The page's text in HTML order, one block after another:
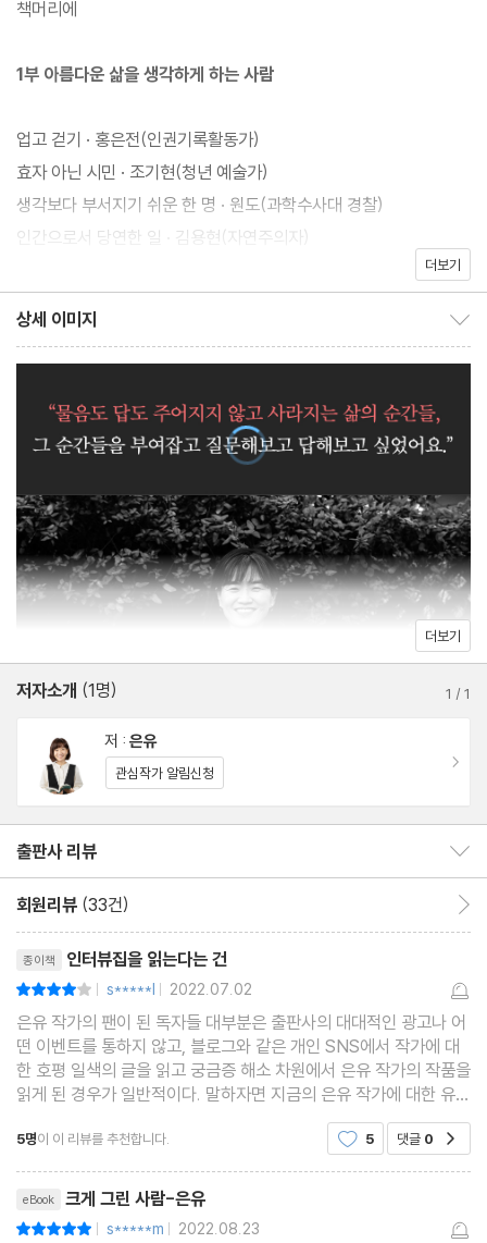
지만 날카로운 글을 쓰는 탁월한 에세이스트이자, 『있지만 없는 아
로서 책마다 독자들의 찬사를 받아온 은유. 그가 작가의 덕목으로
‘듣는 신체’를 각인하고, 이를 신뢰와 공감의 서사로 풀어내는 겸손
한 인터뷰어가 되어 다시 돌아왔다.
이 책은 2020년 1월부터 2021년 3월에 걸쳐 [한겨레]에 연재된
이 증폭되는 팬데믹 시대에 행해진 이 인터뷰들은 그래서 더욱 간절
한 ‘연결’의 장이 되었다. 작가가 기꺼이 가닿고자 했던 인물의 이야
톺아보고 과거를 제대로 마주하되 올곧은 미래를 무한히 상상하는
연대의 기록으로 확장되었다.
인권기록활동가, 의사, 소설가, 시인, 만화가, 가수, 정치인, 경찰, 아
인터뷰이의 이야기들은 이해와 공감의 전달자 은유의 몸을 통과해
우리에게 묵직한 질문을 던진다.
책머리에
1부 아름다운 삶을 생각하게 하는 사람
업고 걷기 · 홍은전(인권기록활동가)
효자 아닌 시민 · 조기현(청년 예술가)
생각보다 부서지기 쉬운 한 명 · 원도(과학수사대 경찰)
인간으로서 당연한 일 · 김용현(자연주의자)
2부 사람을 지나치지 못하는 사람
노래 속의 대화 · 시와(가수)
사람이라는 희망 · 이영문(국립정신건강센터장)
가까이 서 있는 것 · 김혜진(소설가)
두루두루 이롭게 · 민금채(지구인컴퍼니 대표)
미안함의 동력 · 신영전(한양대 의대 교수)
3부 사는 일 자체로 누군가의 해방을 돕는 사람
멋있지 않아요? · 수신지(만화가)
당신의 잘못이 아닙니다 · 김혜정(한국성폭력상담소장)
문제는 잘 싸우기 · 박선민(국회의원 보좌관)
작은 목소리라도 · 김도현(청년 노동자 고 김태규의 누나)
에필로그
더보기
상세 이미지
더보기
저자소개 (1명) 1 /1
저 : 은유
관심작가 알림신청
출판사 리뷰
회원리뷰 (33건)
종이책 인터뷰집을 읽는다는 건
| s*****l | 2022.07.02
은유 작가의 팬이 된 독자들 대부분은 출판사의 대대적인 광고나 어
떤 이벤트를 통하지 않고, 블로그와 같은 개인 SNS에서 작가에 대
한 호평 일색의 글을 읽고 궁금증 해소 차원에서 은유 작가의 작품을
읽게 된 경우가 일반적이다. 말하자면 지금의 은유 작가에 대한 유명
세(?)는 입소문을 통한 조용한 광고 덕분이라고 보아야 할 것이다.
발 없는 말이 천리 간다는 속담을 직접적으로
5명이 이 리뷰를 추천합니다. 5 댓글 0
eBook 크게 그린 사람-은유
| s*****m | 2022.08.23